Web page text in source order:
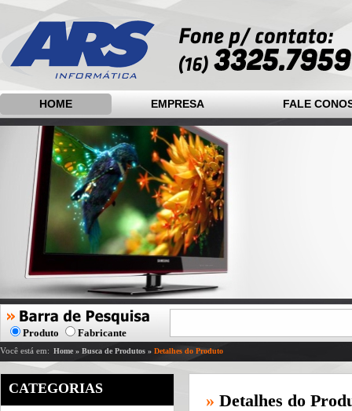
HOME EMPRESA FALE
Produto Fabricante
Você está em: Home » Busca de Produtos » Detalhes do Produto
CATEGORIAS
» Detalhes do